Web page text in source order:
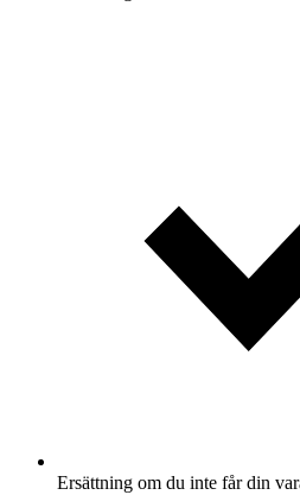
Ersättning om du inte får din